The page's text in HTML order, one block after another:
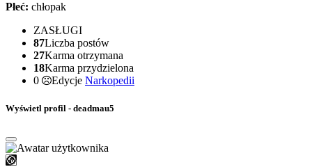
Płeć: chłopak
ZASŁUGI
87Liczba postów
27Karma otrzymana
18Karma przydzielona
0
Edycje Narkopedii
Wyświetl profil - deadmau5